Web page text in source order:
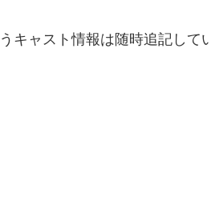
キャスト情報は随時追記して